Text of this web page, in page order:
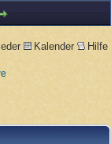
Kalender Hilfe